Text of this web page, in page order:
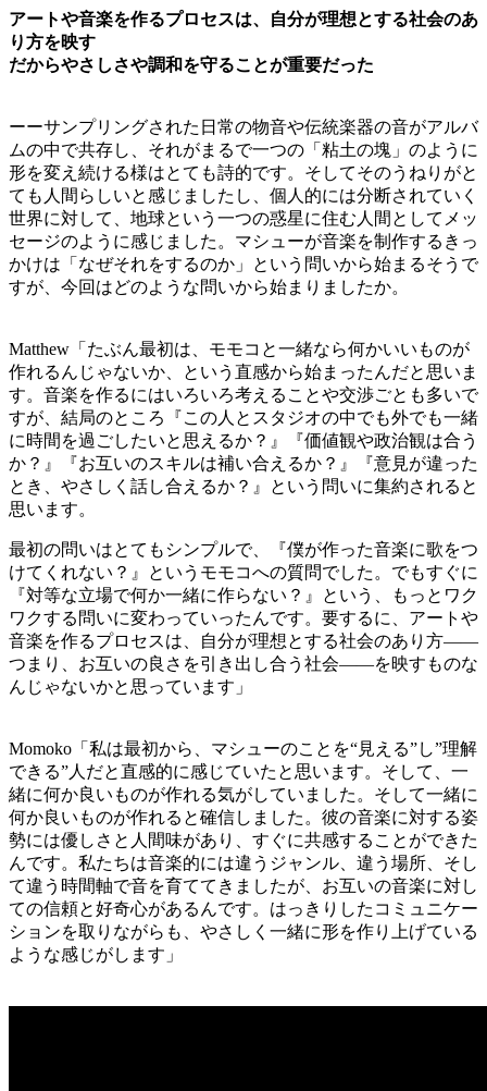
アートや音楽を作るプロセスは、自分が理想とする社会のあ
り方を映す
だからやさしさや調和を守ることが重要だった
ーーサンプリングされた日常の物音や伝統楽器の音がアルバ
ムの中で共存し、それがまるで一つの「粘土の塊」のように
形を変え続ける様はとても詩的です。そしてそのうねりがと
ても人間らしいと感じましたし、個人的には分断されていく
世界に対して、地球という一つの惑星に住む人間としてメッ
セージのように感じました。マシューが音楽を制作するきっ
かけは「なぜそれをするのか」という問いから始まるそうで
すが、今回はどのような問いから始まりましたか。
Matthew「たぶん最初は、モモコと一緒なら何かいいものが
作れるんじゃないか、という直感から始まったんだと思いま
す。音楽を作るにはいろいろ考えることや交渉ごとも多いで
すが、結局のところ『この人とスタジオの中でも外でも一緒
に時間を過ごしたいと思えるか？』『価値観や政治観は合う
か？』『お互いのスキルは補い合えるか？』『意見が違った
とき、やさしく話し合えるか？』という問いに集約されると
思います。
最初の問いはとてもシンプルで、『僕が作った音楽に歌をつ
けてくれない？』というモモコへの質問でした。でもすぐに
『対等な立場で何か一緒に作らない？』という、もっとワク
ワクする問いに変わっていったんです。要するに、アートや
音楽を作るプロセスは、自分が理想とする社会のあり方——
つまり、お互いの良さを引き出し合う社会——を映すものな
んじゃないかと思っています」
Momoko「私は最初から、マシューのことを“見える”し”理解
できる”人だと直感的に感じていたと思います。そして、一
緒に何か良いものが作れる気がしていました。そして一緒に
何か良いものが作れると確信しました。彼の音楽に対する姿
勢には優しさと人間味があり、すぐに共感することができた
んです。私たちは音楽的には違うジャンル、違う場所、そし
て違う時間軸で音を育ててきましたが、お互いの音楽に対し
ての信頼と好奇心があるんです。はっきりしたコミュニケー
ションを取りながらも、やさしく一緒に形を作り上げている
ような感じがします」